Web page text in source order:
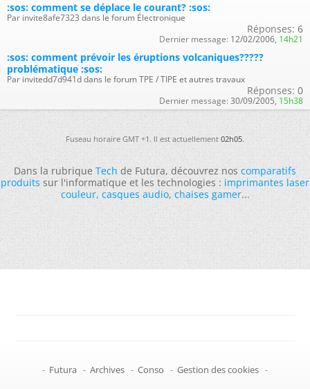
:sos: comment se déplace le courant? :sos:
Par invite8afe7323 dans le forum Électronique
Réponses: 6
Dernier message: 12/02/2006, 14h21
:sos: comment prévoir les éruptions volcaniques?????
problématique :sos:
Par invitedd7d941d dans le forum TPE / TIPE et autres travaux
Réponses: 0
Dernier message: 30/09/2005, 15h38
Fuseau horaire GMT +1. Il est actuellement02h05.
Dans la rubriqueTechde Futura, découvrez noscomparatifs
produitssur l'informatique et les technologies :imprimantes laser
couleur,casques audio,chaises gamer...
- Futura - Archives - Conso - Gestion des cookies -